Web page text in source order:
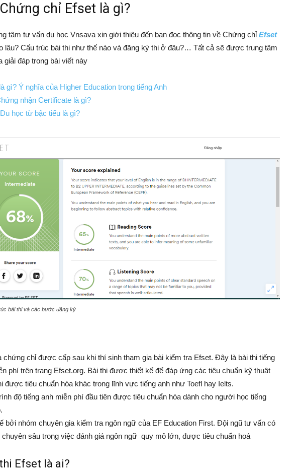
chỉ Efset là gì?
tâm tư vấn du học Vnsava xin giới thiệu đến bạn đọc thông tin về Chứng chỉEfset
lâu? Cấu trúc bài thi như thế nào và đăng ký thi ở đâu?… Tất cả sẽ được trung tâm
giải đáp trong bài viết này
gì? Ý nghĩa của Higher Education trong tiếng Anh
nhận Certificate là gì?
học từ bậc tiểu là gì?
bài thi và các bước đăng ký
chứng chỉ được cấp sau khi thí sinh tham gia bài kiểm tra Efset. Đây là bài thi tiếng
phí trên trang Efset.org. Bài thi được thiết kế để đáp ứng các tiêu chuẩn kỹ thuật
được tiêu chuẩn hóa khác trong lĩnh vực tiếng anh như Toefl hay Ielts.
độ tiếng anh miễn phí đầu tiên được tiêu chuẩn hóa dành cho người học tiếng
bởi nhóm chuyên gia kiểm tra ngôn ngữ của EF Education First. Đội ngũ tư vấn có
chuyên sâu trong việc đánh giá ngôn ngữ quy mô lớn, được tiêu chuẩn hoá
Efset là ai?